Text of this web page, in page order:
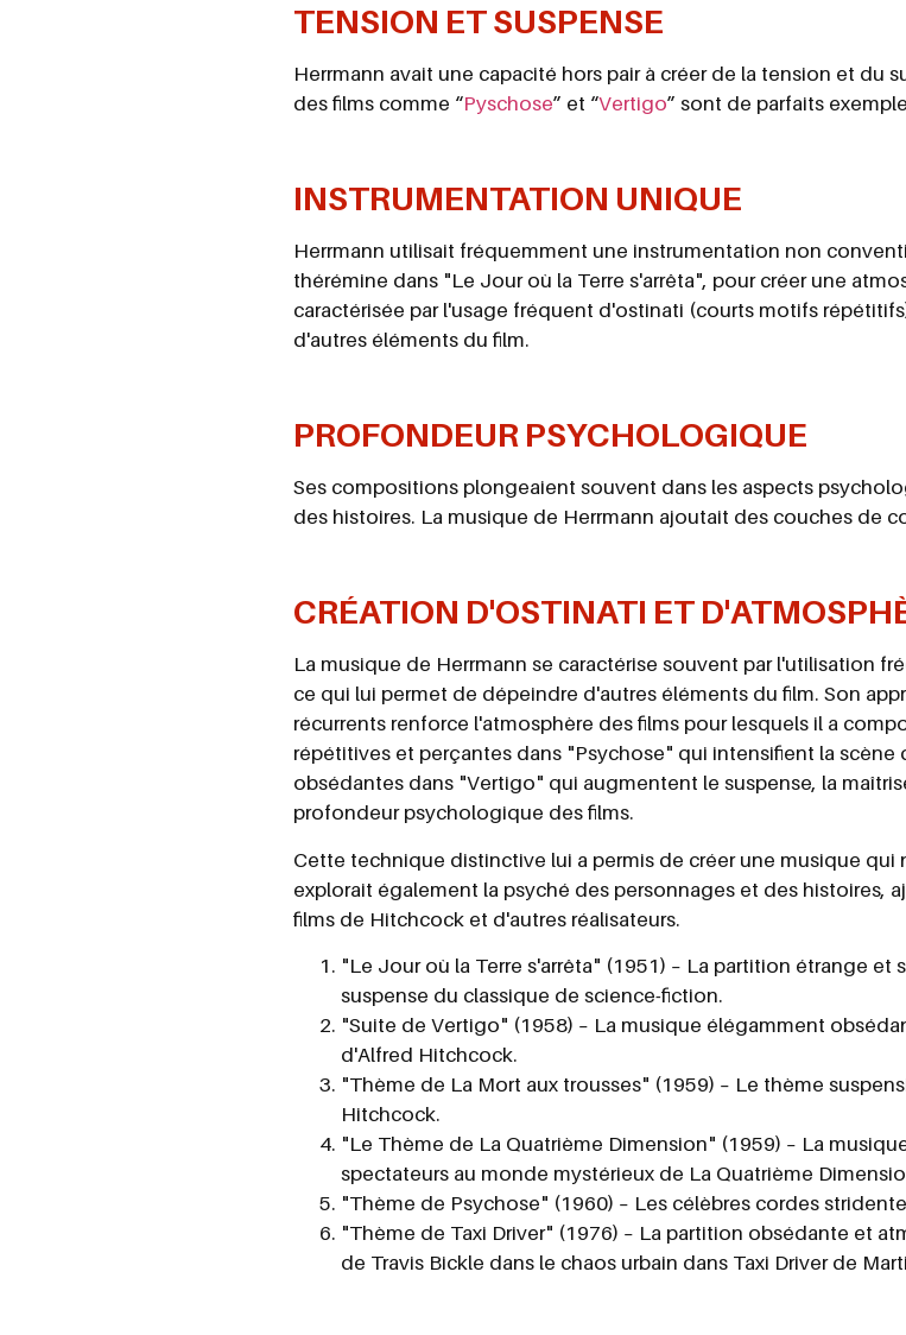
TENSION ET SUSPENSE
Herrmann avait une capacité hors pair à créer de la tension et du
des films comme “Pyschose” et “Vertigo” sont de parfaits
INSTRUMENTATION UNIQUE
Herrmann utilisait fréquemment une instrumentation non
thérémine dans "Le Jour où la Terre s'arrêta", pour créer une
caractérisée par l'usage fréquent d'ostinati (courts motifs
d'autres éléments du film.
PROFONDEUR PSYCHOLOGIQUE
Ses compositions plongeaient souvent dans les aspects
des histoires. La musique de Herrmann ajoutait des couches de
CRÉATION D'OSTINATI ET
La musique de Herrmann se caractérise souvent par l'utilisation
ce qui lui permet de dépeindre d'autres éléments du film. Son
récurrents renforce l'atmosphère des films pour lesquels il a
répétitives et perçantes dans "Psychose" qui intensifient la
obsédantes dans "Vertigo" qui augmentent le suspense, la
profondeur psychologique des films.
Cette technique distinctive lui a permis de créer une musique
explorait également la psyché des personnages et des histoires,
films de Hitchcock et d'autres réalisateurs.
"Le Jour où la Terre s'arrêta" (1951) – La partition étrange
suspense du classique de science-fiction.
"Suite de Vertigo" (1958) – La musique élégamment
d'Alfred Hitchcock.
"Thème de La Mort aux trousses" (1959) – Le thème
Hitchcock.
"Le Thème de La Quatrième Dimension" (1959) – La
spectateurs au monde mystérieux de La Quatrième
"Thème de Psychose" (1960) – Les célèbres cordes
"Thème de Taxi Driver" (1976) – La partition obsédante et
de Travis Bickle dans le chaos urbain dans Taxi Driver de